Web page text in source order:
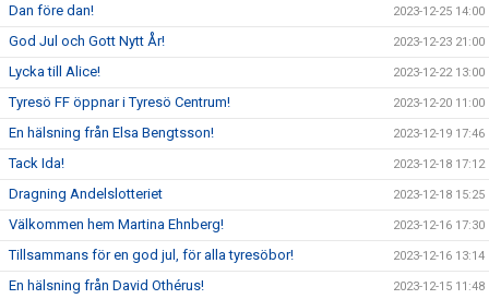
Dan före dan! 2023-12-25 14:00
God Jul och Gott Nytt År! 2023-12-23 21:00
Lycka till Alice! 2023-12-22 13:00
Tyresö FF öppnar i Tyresö Centrum! 2023-12-20 11:00
En hälsning från Elsa Bengtsson! 2023-12-19 17:46
Tack Ida! 2023-12-18 17:12
Dragning Andelslotteriet 2023-12-18 15:25
Välkommen hem Martina Ehnberg! 2023-12-16 17:30
Tillsammans för en god jul, för alla tyresöbor! 2023-12-16 13:14
En hälsning från David Othérus! 2023-12-15 11:48